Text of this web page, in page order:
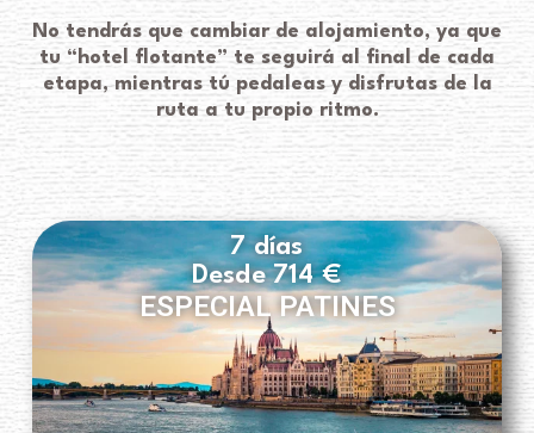
No tendrás que cambiar de alojamiento, ya que
tu “hotel flotante” te seguirá al final de cada
etapa, mientras tú pedaleas y disfrutas de la
ruta a tu propio ritmo.
7 días
Desde 714 €
ESPECIAL PATINES